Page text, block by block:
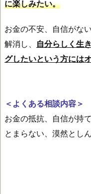
に楽しみたい。
お金の不安、自信がな
解消し、 自分らしく生
グしたいという方には
＜よくある相談内容＞
お金の抵抗、自信が持
とまらない、漠然とし